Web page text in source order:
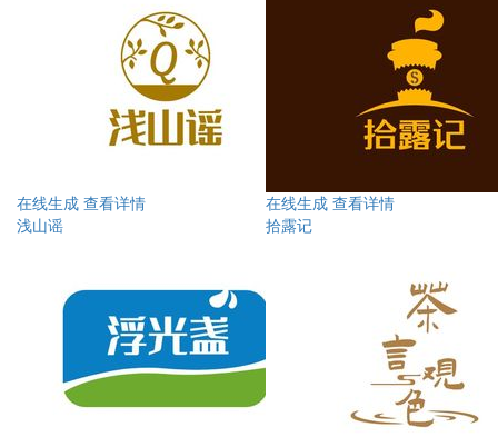
在线生成 查看详情
浅山谣
在线生成 查看详情
拾露记